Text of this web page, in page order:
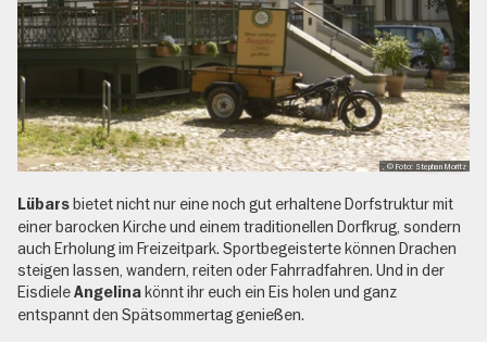
, © Foto: Stephan Moritz
Lübarsbietet nicht nur eine noch gut erhaltene Dorfstruktur mit
einer barocken Kirche und einem traditionellen Dorfkrug, sondern
auch Erholung im Freizeitpark. Sportbegeisterte können Drachen
steigen lassen, wandern, reiten oder Fahrradfahren. Und in der
EisdieleAngelinakönnt ihr euch ein Eis holen und ganz
entspannt den Spätsommertag genießen.